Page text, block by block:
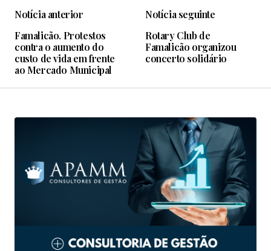
Notícia anterior
Famalicão. Protestos
contra o aumento do
custo de vida em frente
ao Mercado Municipal
Notícia seguinte
Rotary Club de
Famalicão organizou
concerto solidário